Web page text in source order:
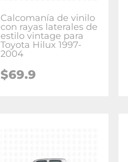
Calcomanía de vinilo
con rayas laterales de
estilo vintage para
Toyota Hilux 1997-
2004
$69.9